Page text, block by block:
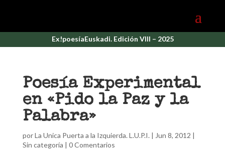
Ex!poesíaEuskadi. Edición VIII – 2025
Poesía Experimental
en «Pido la Paz y la
Palabra»
porLa Unica Puerta a la Izquierda. L.U.P.I. | Jun 8, 2012 |
Sin categoría | 0 Comentarios